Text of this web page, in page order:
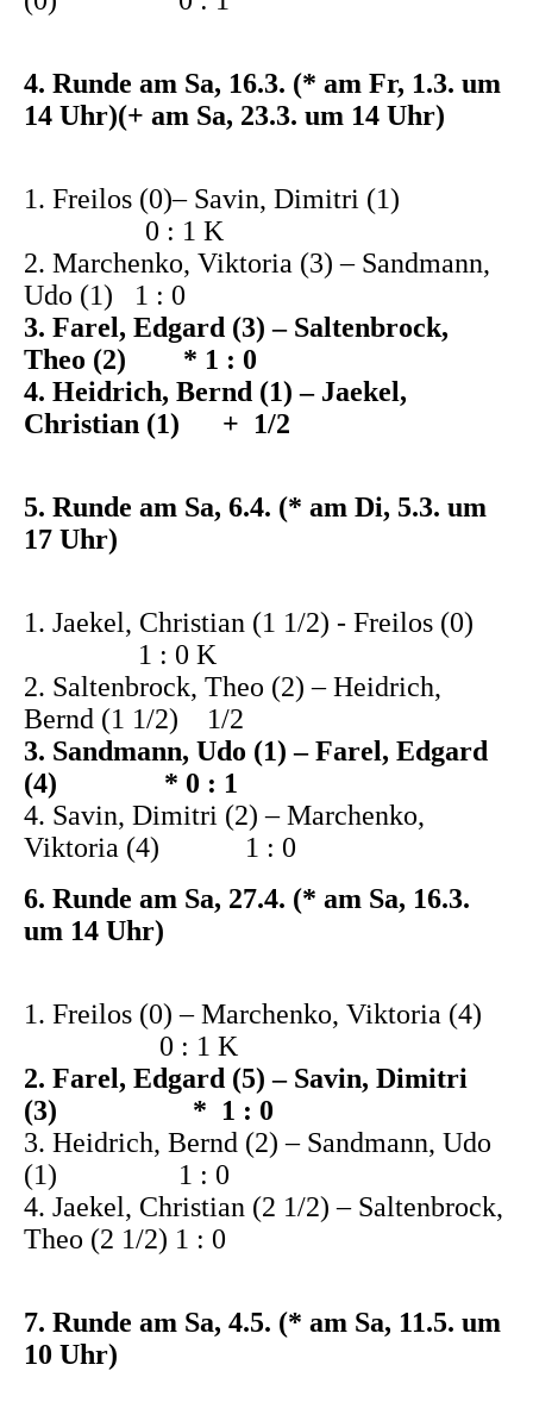
4. Runde am Sa, 16.3. (* am Fr, 1.3. um
14 Uhr)(+ am Sa, 23.3. um 14 Uhr)
1. Freilos (0)– Savin, Dimitri (1)
0 : 1 K
2. Marchenko, Viktoria (3) – Sandmann,
Udo (1) 1 : 0
3. Farel, Edgard (3) – Saltenbrock,
Theo (2) * 1 : 0
4. Heidrich, Bernd (1) – Jaekel,
Christian (1) + 1/2
5. Runde am Sa, 6.4. (* am Di, 5.3. um
17 Uhr)
1. Jaekel, Christian (1 1/2) - Freilos (0)
1 : 0 K
2. Saltenbrock, Theo (2) – Heidrich,
Bernd (1 1/2) 1/2
3. Sandmann, Udo (1) – Farel, Edgard
(4) * 0 : 1
4. Savin, Dimitri (2) – Marchenko,
Viktoria (4) 1 : 0
6. Runde am Sa, 27.4. (* am Sa, 16.3.
um 14 Uhr)
1. Freilos (0) – Marchenko, Viktoria (4)
0 : 1 K
2. Farel, Edgard (5) – Savin, Dimitri
(3) * 1 : 0
3. Heidrich, Bernd (2) – Sandmann, Udo
(1) 1 : 0
4. Jaekel, Christian (2 1/2) – Saltenbrock,
Theo (2 1/2) 1 : 0
7. Runde am Sa, 4.5. (* am Sa, 11.5. um
10 Uhr)